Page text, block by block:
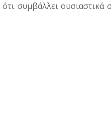
συμβάλλει ουσιαστικά